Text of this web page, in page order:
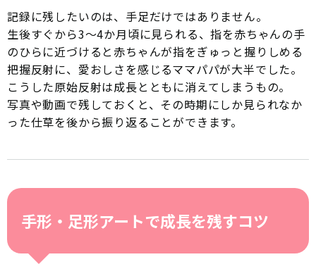
記録に残したいのは、手足だけではありません。
生後すぐから3〜4か月頃に見られる、指を赤ちゃんの手
のひらに近づけると赤ちゃんが指をぎゅっと握りしめる
把握反射に、愛おしさを感じるママパパが大半でした。
こうした原始反射は成長とともに消えてしまうもの。
写真や動画で残しておくと、その時期にしか見られなか
った仕草を後から振り返ることができます。
手形・足形アートで成長を残すコツ